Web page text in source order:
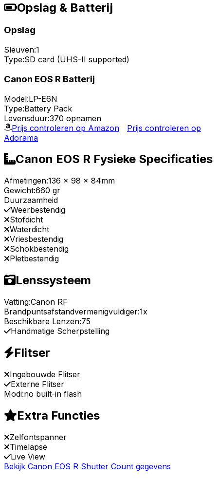
Opslag & Batterij
Opslag
Sleuven:1
Type:SD card (UHS-II supported)
Canon EOS R Batterij
Model:LP-E6N
Type:Battery Pack
Levensduur:370 opnamen
Prijs controleren op Amazon
Prijs controleren op
Adorama
Canon EOS R Fysieke Specificaties
Afmetingen:136 x 98 x 84mm
Gewicht:660 gr
Duurzaamheid
Weerbestendig
Stofdicht
Waterdicht
Vriesbestendig
Schokbestendig
Pletbestendig
Lenssysteem
Vatting:Canon RF
Brandpuntsafstandvermenigvuldiger:1x
Beschikbare Lenzen:75
Handmatige Scherpstelling
Flitser
Ingebouwde Flitser
Externe Flitser
Modi:no built-in flash
Extra Functies
Zelfontspanner
Timelapse
Live View
Bekijk Canon EOS R Shutter Count gegevens